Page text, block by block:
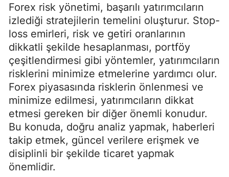
Forex risk yönetimi, başarılı yatırımcıların
izlediği stratejilerin temelini oluşturur. Stop-
loss emirleri, risk ve getiri oranlarının
dikkatli şekilde hesaplanması, portföy
çeşitlendirmesi gibi yöntemler, yatırımcıların
risklerini minimize etmelerine yardımcı olur.
Forex piyasasında risklerin önlenmesi ve
minimize edilmesi, yatırımcıların dikkat
etmesi gereken bir diğer önemli konudur.
Bu konuda, doğru analiz yapmak, haberleri
takip etmek, güncel verilere erişmek ve
disiplinli bir şekilde ticaret yapmak
önemlidir.